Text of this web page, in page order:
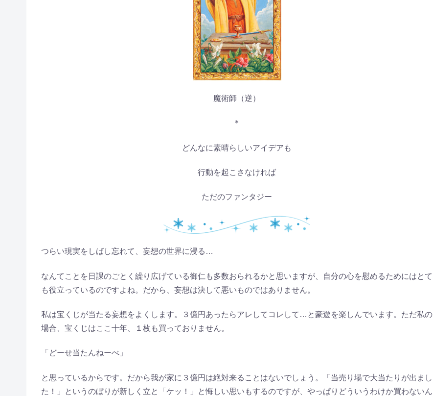
魔術師（逆）
＊
どんなに素晴らしいアイデアも
行動を起こさなければ
ただのファンタジー
つらい現実をしばし忘れて、妄想の世界に浸る…
なんてことを日課のごとく繰り広げている御仁も多数おられるかと思いますが、自分の心を慰めるためにはとて
も役立っているのですよね。だから、妄想は決して悪いものではありません。
私は宝くじが当たる妄想をよくします。３億円あったらアレしてコレして…と豪遊を楽しんでいます。ただ私の
場合、宝くじはここ十年、１枚も買っておりません。
「どーせ当たんねーべ」
と思っているからです。だから我が家に３億円は絶対来ることはないでしょう。「当売り場で大当たりが出まし
た！」というのぼりが新しく立と「ケッ！」と悔しい思いもするのですが、やっぱりどういうわけか買わないん